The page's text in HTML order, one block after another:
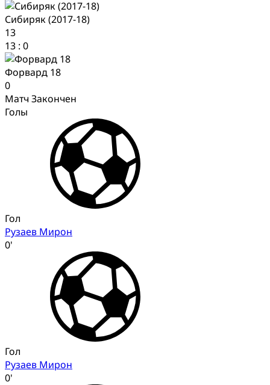
Сибиряк (2017-18)
13
13 : 0
Форвард 18
0
Матч Закончен
Голы
Гол
Рузаев Мирон
0'
Гол
Рузаев Мирон
0'